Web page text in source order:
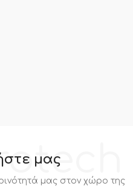
μας
μας στον χώρο της